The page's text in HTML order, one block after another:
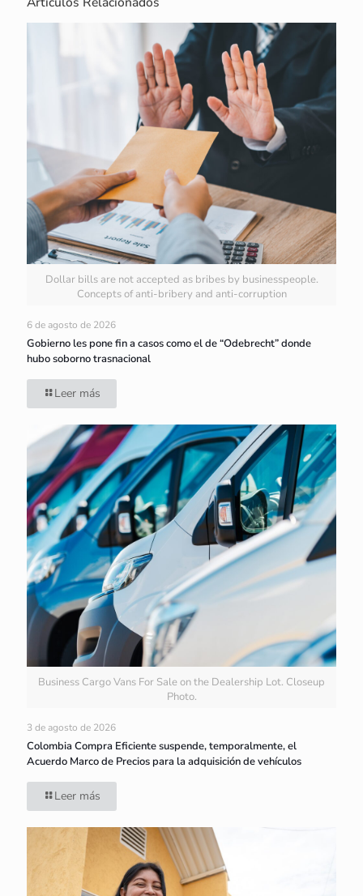
Dollar bills are not accepted as bribes by businesspeople.
Concepts of anti-bribery and anti-corruption
6 de agosto de 2026
Gobierno les pone fin a casos como el de “Odebrecht” donde
hubo soborno trasnacional
Leer más
Business Cargo Vans For Sale on the Dealership Lot. Closeup
Photo.
3 de agosto de 2026
Colombia Compra Eficiente suspende, temporalmente, el
Acuerdo Marco de Precios para la adquisición de vehículos
Leer más